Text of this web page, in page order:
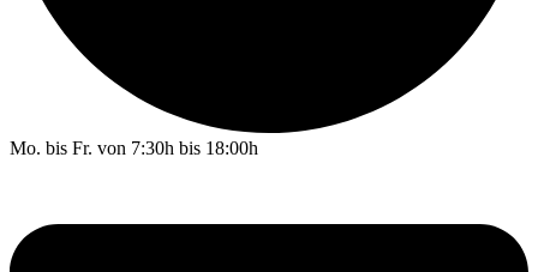
Mo. bis Fr. von 7:30h bis 18:00h